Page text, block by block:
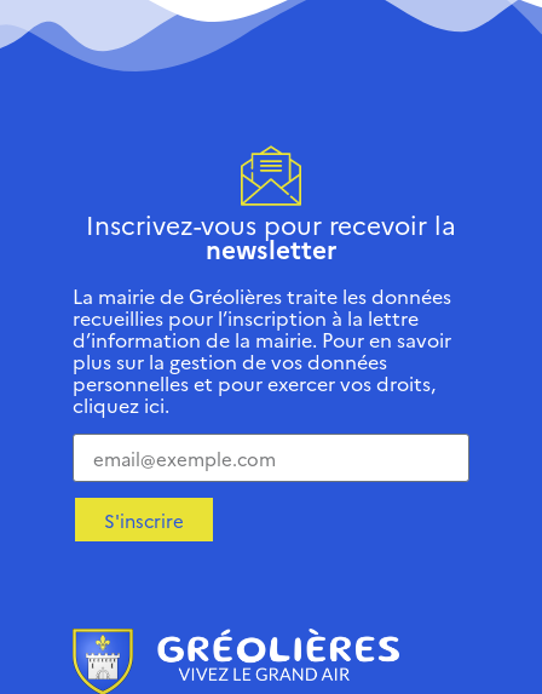
Inscrivez-vous pour recevoir la
newsletter
La mairie de Gréolières traite les données
recueillies pour l’inscription à la lettre
d’information de la mairie. Pour en savoir
plus sur la gestion de vos données
personnelles et pour exercer vos droits,
cliquez ici.
S'inscrire